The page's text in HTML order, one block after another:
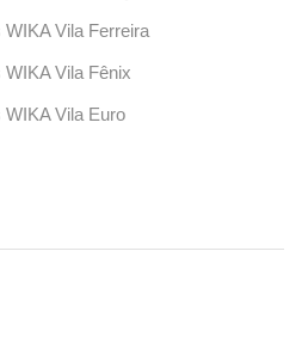
Vila Ferreira
Vila Fênix
WIKA Vila Euro